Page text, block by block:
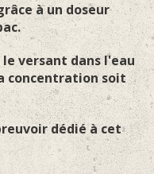
à un doseur
versant dans l'eau
concentration soit
dédié à cet